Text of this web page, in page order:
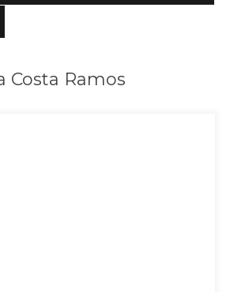
Costa Ramos